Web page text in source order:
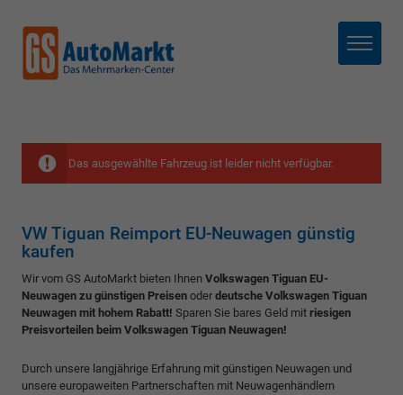
Menü
Das ausgewählte Fahrzeug ist leider nicht verfügbar.
VW Tiguan Reimport EU-Neuwagen günstig
kaufen
Wir vom GS AutoMarkt bieten Ihnen Volkswagen Tiguan EU-
Neuwagen zu günstigen Preisen oder deutsche Volkswagen Tiguan
Neuwagen mit hohem Rabatt! Sparen Sie bares Geld mit riesigen
Preisvorteilen beim Volkswagen Tiguan Neuwagen!
Durch unsere langjährige Erfahrung mit günstigen Neuwagen und
unsere europaweiten Partnerschaften mit Neuwagenhändlern